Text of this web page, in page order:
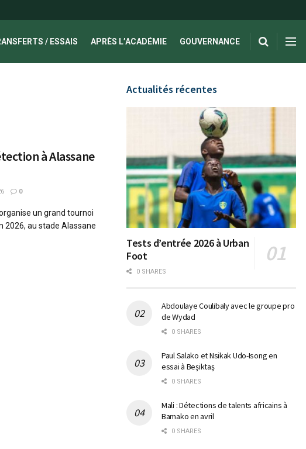
/ ESSAIS APRÈS L’ACADÉMIE GOUVERNANCE
à Alassane
0
un grand tournoi
2026, au stade Alassane
Actualités récentes
Tests d’entrée 2026 à Urban
Foot
0 SHARES
Abdoulaye Coulibaly avec le groupe pro
de Wydad
0 SHARES
Paul Salako et Nsikak Udo-Isong en
essai à Beşiktaş
0 SHARES
Mali : Détections de talents africains à
Bamako en avril
0 SHARES